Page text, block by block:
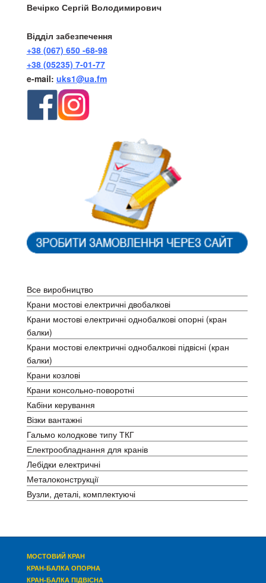
Вечірко Сергій Володимирович
Відділ забезпечення
+38 (067) 650 -68-98
+38 (05235) 7-01-77
e-mail: uks1@ua.fm
Все виробництво
Крани мостові електричні двобалкові
Крани мостові електричні однобалкові опорні (кран
балки)
Крани мостові електричні однобалкові підвісні (кран
балки)
Крани козлові
Крани консольно-поворотні
Кабіни керування
Візки вантажні
Гальмо колодкове типу ТКГ
Електрообладнання для кранів
Лебідки електричні
Металоконструкції
Вузли, деталі, комплектуючі
МОСТОВИЙ КРАН
КРАН-БАЛКА ОПОРНА
КРАН-БАЛКА ПІДВІСНА